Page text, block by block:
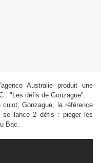
Australie produit une
: "Les défis de Gonzague".
Gonzague, la référence
se lance 2 défis : piéger les
Bac.